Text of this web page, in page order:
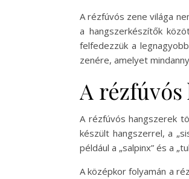
A rézfúvós zene világa
a hangszerkészítők
felfedezzük a
zenére, amelyet
A
A rézfúvós hangszerek
készült hangszerrel, a
például a „salpinx” és a
A középkor folyamán a